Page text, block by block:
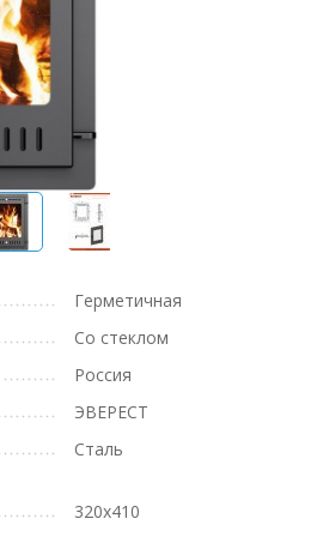
Герметичная
Со стеклом
Россия
ЭВЕРЕСТ
Сталь
320х410